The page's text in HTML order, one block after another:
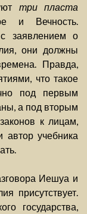
три пласта
и Вечность.
с заявлением о
они должны
Правда,
что такое
под первым
а под вторым
к лицам,
учебника
Иешуа и
присутствует.
государства,